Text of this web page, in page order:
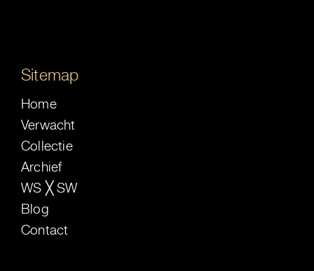
Sitemap
Home
Verwacht
Collectie
Archief
WS ╳ SW
Blog
Contact